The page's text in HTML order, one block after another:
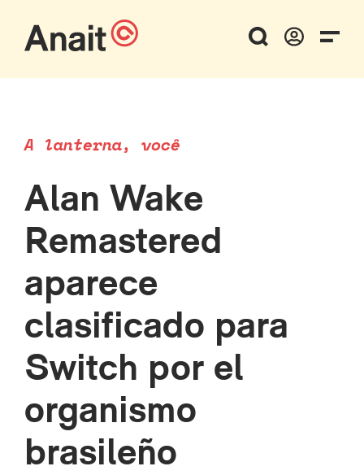
A lanterna, você
Alan Wake
Remastered
aparece
clasificado para
Switch por el
organismo
brasileño